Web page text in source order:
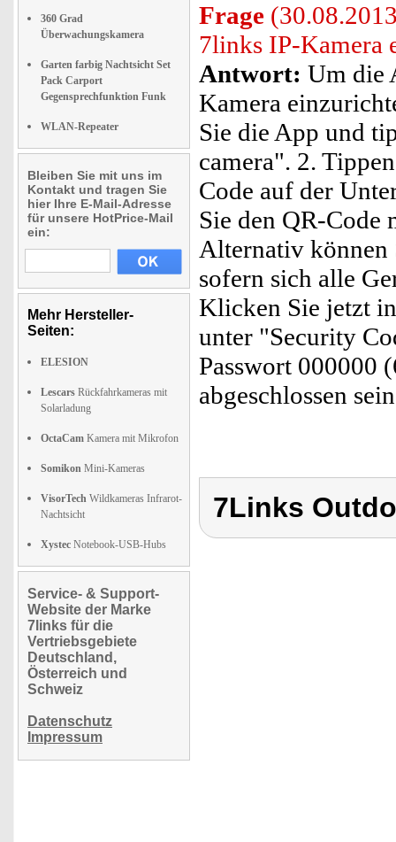
360 Grad
Überwachungskamera
Garten farbig Nachtsicht Set
Pack Carport
Gegensprechfunktion Funk
WLAN-Repeater
Bleiben Sie mit uns im
Kontakt und tragen Sie
hier Ihre E-Mail-Adresse
für unsere HotPrice-Mail
ein:
Mehr Hersteller-
Seiten:
ELESION
Lescars Rückfahrkameras mit
Solarladung
OctaCam Kamera mit Mikrofon
Somikon Mini-Kameras
VisorTech Wildkameras Infrarot-
Nachtsicht
Xystec Notebook-USB-Hubs
Service- & Support-
Website der Marke
7links für die
Vertriebsgebiete
Deutschland,
Österreich und
Schweiz
Datenschutz
Impressum
Frage
7links IP-Kamera
Antwort: Um die
Kamera
Sie die App und
camera". 2.
Code auf der
Sie den QR-
Alternativ können
sofern sich alle
Klicken Sie jetzt
unter "Security
Passwort 000000
abgeschlossen
7Links